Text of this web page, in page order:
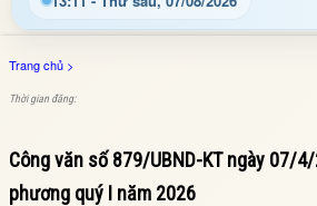
Trang chủ >
Thời gian đăng:
Công văn số 879/UBND-KT ngày 07/
phương quý I năm 2026